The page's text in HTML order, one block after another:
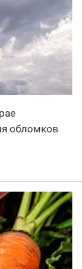
обломков